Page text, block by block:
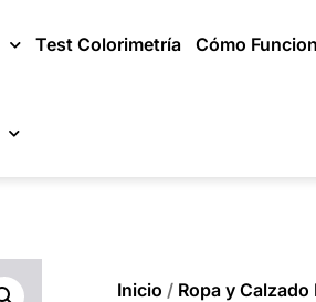
Test Colorimetría Cómo
Inicio / Ropa y